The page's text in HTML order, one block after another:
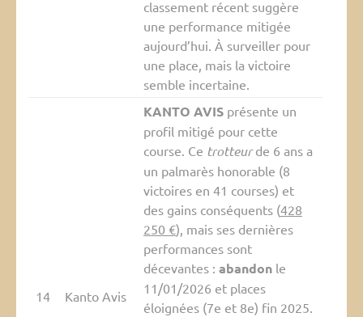
classement récent suggère
une performance mitigée
aujourd’hui. À surveiller pour
une place, mais la victoire
semble incertaine.
14 Kanto Avis
KANTO AVISprésente un
profil mitigé pour cette
course. Ce trotteurde 6 ans a
un palmarès honorable (8
victoires en 41 courses) et
des gains conséquents (428
250 €), mais ses dernières
performances sont
décevantes : abandonle
11/01/2026 et places
éloignées (7e et 8e) fin 2025.